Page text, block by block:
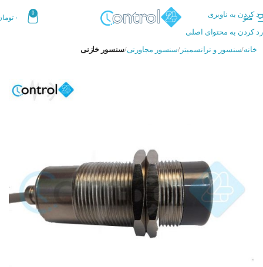
رد کردن به ناوبری
رد کردن به محتوای اصلی
منو
0
۰
خانه سنسور و ترانسمیتر سنسور مجاورتی سنسور خازنی